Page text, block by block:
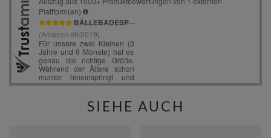
SIEHE AUCH